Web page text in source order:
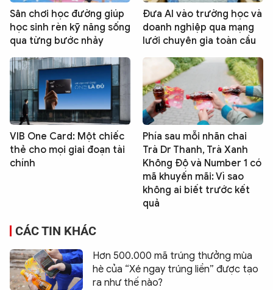
Sân chơi học đường giúp
học sinh rèn kỹ năng sống
qua từng bước nhảy
Đưa AI vào trường học và
doanh nghiệp qua mạng
lưới chuyên gia toàn cầu
VIB One Card: Một chiếc
thẻ cho mọi giai đoạn tài
chính
Phía sau mỗi nhãn chai
Trà Dr Thanh, Trà Xanh
Không Độ và Number 1 có
mã khuyến mãi: Vì sao
không ai biết trước kết
quả
CÁC TIN KHÁC
Hơn 500.000 mã trúng thưởng mùa
hè của “Xé ngay trúng liền” được tạo
ra như thế nào?